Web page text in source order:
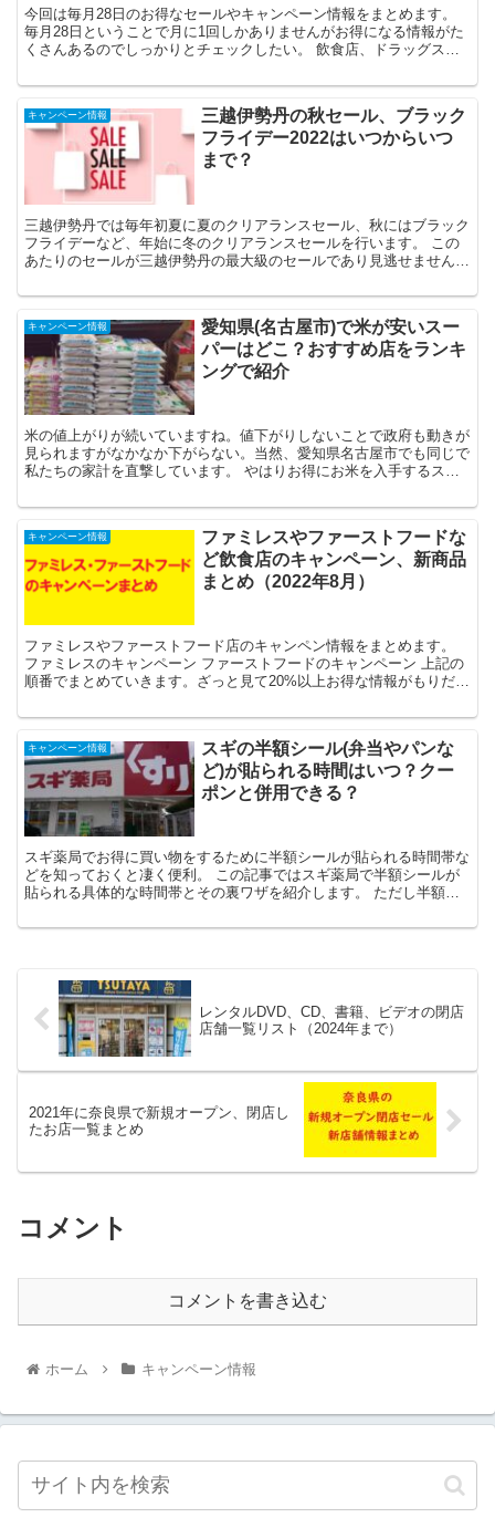
今回は毎月28日のお得なセールやキャンペーン情報をまとめます。
毎月28日ということで月に1回しかありませんがお得になる情報がた
くさんあるのでしっかりとチェックしたい。 飲食店、ドラッグスト
キャンペーン情報
三越伊勢丹の秋セール、ブラック
フライデー2022はいつからいつ
まで？
三越伊勢丹では毎年初夏に夏のクリアランスセール、秋にはブラック
フライデーなど、年始に冬のクリアランスセールを行います。 この
あたりのセールが三越伊勢丹の最大級のセールであり見逃せません。
キャンペーン情報
愛知県(名古屋市)で米が安いスー
パーはどこ？おすすめ店をランキ
ングで紹介
米の値上がりが続いていますね。値下がりしないことで政府も動きが
見られますがなかなか下がらない。当然、愛知県名古屋市でも同じで
私たちの家計を直撃しています。 やはりお得にお米を入手するスー
キャンペーン情報
ファミレスやファーストフードな
ど飲食店のキャンペーン、新商品
まとめ（2022年8月）
ファミレスやファーストフード店のキャンペン情報をまとめます。
ファミレスのキャンペーン ファーストフードのキャンペーン 上記の
順番でまとめていきます。ざっと見て20%以上お得な情報がもりだく
キャンペーン情報
スギの半額シール(弁当やパンな
ど)が貼られる時間はいつ？クー
ポンと併用できる？
スギ薬局でお得に買い物をするために半額シールが貼られる時間帯な
どを知っておくと凄く便利。 この記事ではスギ薬局で半額シールが
貼られる具体的な時間帯とその裏ワザを紹介します。 ただし半額シ
レンタルDVD、CD、書籍、ビデオの閉店
店舗一覧リスト（2024年まで）
2021年に奈良県で新規オープン、閉店し
たお店一覧まとめ
コメント
コメントを書き込む
ホーム キャンペーン情報